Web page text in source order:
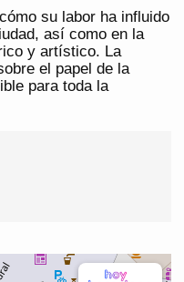
su labor ha influido
así como en la
y artístico. La
el papel de la
para toda la